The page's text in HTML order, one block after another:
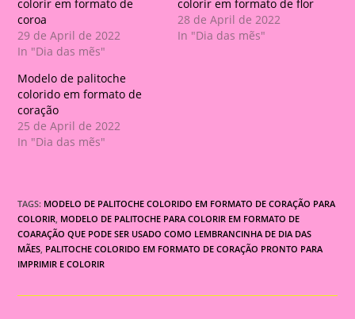
colorir em formato de
coroa
29 de April de 2022
In "Dia das mẽs"
colorir em formato de flor
28 de April de 2022
In "Dia das mẽs"
Modelo de palitoche
colorido em formato de
coração
25 de April de 2022
In "Dia das mẽs"
TAGS: MODELO DE PALITOCHE COLORIDO EM FORMATO DE CORAÇÃO PARA
COLORIR MODELO DE PALITOCHE PARA COLORIR EM FORMATO DE
COARAÇÃO QUE PODE SER USADO COMO LEMBRANCINHA DE DIA DAS
MÃES PALITOCHE COLORIDO EM FORMATO DE CORAÇÃO PRONTO PARA
IMPRIMIR E COLORIR